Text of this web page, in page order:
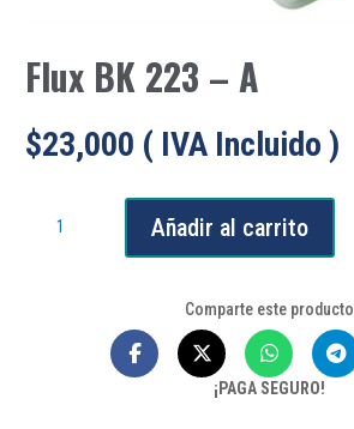
Flux BK 223 – A
$23,000 ( IVA Incluido )
Añadir al carrito
Comparte este producto
¡PAGA SEGURO!